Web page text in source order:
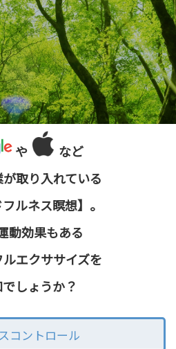
や
など
取り入れている
フルネス瞑想】。
動効果もある
エクササイズを
しょうか？
コントロール